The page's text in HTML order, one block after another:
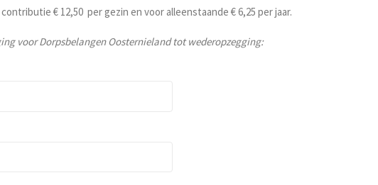
€ 12,50 per gezin en voor alleenstaande € 6,25 per jaar.
voor Dorpsbelangen Oosternieland tot wederopzegging: